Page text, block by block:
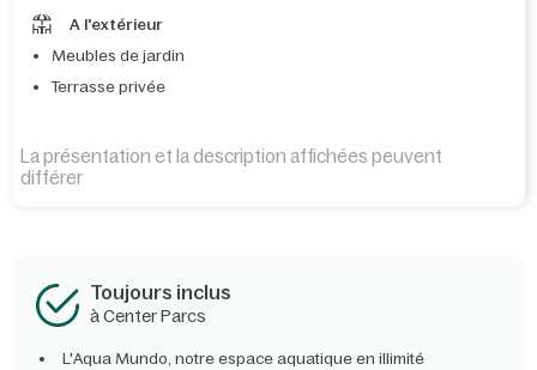
A l'extérieur
Meubles de jardin
Terrasse privée
La présentation et la description affichées peuvent
différer
Toujours inclus
à Center Parcs
L'Aqua Mundo, notre espace aquatique en illimité